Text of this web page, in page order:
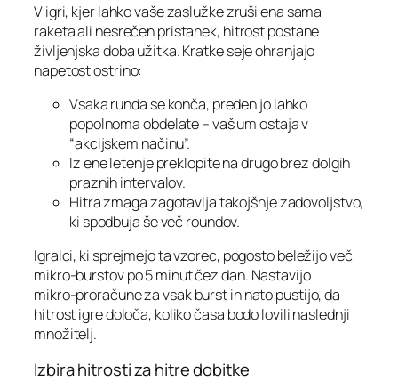
V igri, kjer lahko vaše zaslužke zruši ena sama
raketa ali nesrečen pristanek, hitrost postane
življenjska doba užitka. Kratke seje ohranjajo
napetost ostrino:
Vsaka runda se konča, preden jo lahko
popolnoma obdelate – vaš um ostaja v
“akcijskem načinu”.
Iz ene letenje preklopite na drugo brez dolgih
praznih intervalov.
Hitra zmaga zagotavlja takojšnje zadovoljstvo,
ki spodbuja še več roundov.
Igralci, ki sprejmejo ta vzorec, pogosto beležijo več
mikro‑burstov po 5 minut čez dan. Nastavijo
mikro‑proračune za vsak burst in nato pustijo, da
hitrost igre določa, koliko časa bodo lovili naslednji
množitelj.
Izbira hitrosti za hitre dobitke